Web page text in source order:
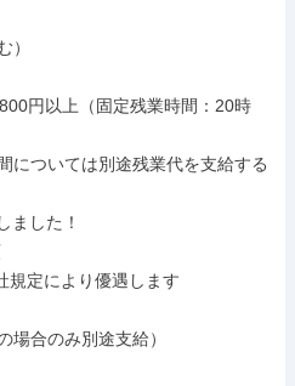
）
円以上（固定残業時間：20時
については別途残業代を支給する
ました！
規定により優遇します
場合のみ別途支給）